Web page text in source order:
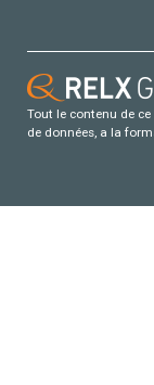
Tout le contenu de
de données, a la